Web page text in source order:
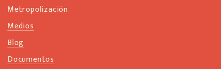
Metropolización
Medios
Blog
Documentos